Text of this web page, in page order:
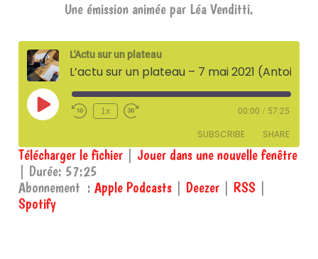
Une émission animée par Léa Venditti.
L'Actu sur un plateau
Play
Episode
1x 00:00 / 57:25
SUBSCRIBE SHARE
Apple Podcasts
RSS
SHARE
LINK
Télécharger le fichier
Jouer dans une nouvelle fenêtre
Durée: 57:25
Abonnement : Apple Podcasts Deezer RSS
Spotify